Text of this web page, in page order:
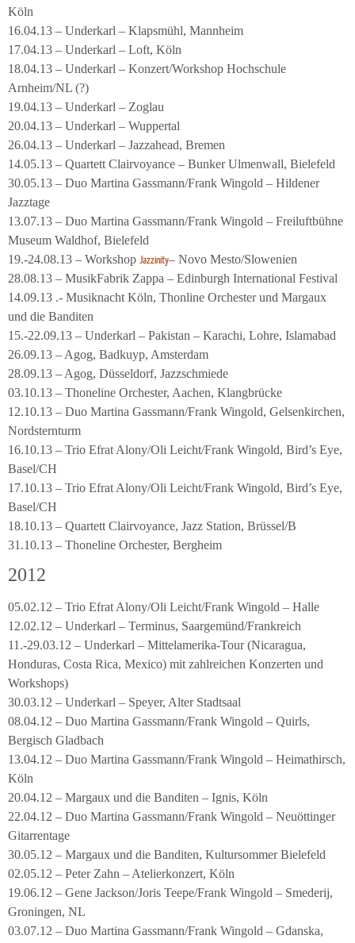
Köln
16.04.13 – Underkarl – Klapsmühl, Mannheim
17.04.13 – Underkarl – Loft, Köln
18.04.13 – Underkarl – Konzert/Workshop Hochschule
Arnheim/NL (?)
19.04.13 – Underkarl – Zoglau
20.04.13 – Underkarl – Wuppertal
26.04.13 – Underkarl – Jazzahead, Bremen
14.05.13 – Quartett Clairvoyance – Bunker Ulmenwall, Bielefeld
30.05.13 – Duo Martina Gassmann/Frank Wingold – Hildener
Jazztage
13.07.13 – Duo Martina Gassmann/Frank Wingold – Freiluftbühne
Museum Waldhof, Bielefeld
19.-24.08.13 – Workshop Jazzinity– Novo Mesto/Slowenien
28.08.13 – MusikFabrik Zappa – Edinburgh International Festival
14.09.13 .- Musiknacht Köln, Thonline Orchester und Margaux
und die Banditen
15.-22.09.13 – Underkarl – Pakistan – Karachi, Lohre, Islamabad
26.09.13 – Agog, Badkuyp, Amsterdam
28.09.13 – Agog, Düsseldorf, Jazzschmiede
03.10.13 – Thoneline Orchester, Aachen, Klangbrücke
12.10.13 – Duo Martina Gassmann/Frank Wingold, Gelsenkirchen,
Nordsternturm
16.10.13 – Trio Efrat Alony/Oli Leicht/Frank Wingold, Bird’s Eye,
Basel/CH
17.10.13 – Trio Efrat Alony/Oli Leicht/Frank Wingold, Bird’s Eye,
Basel/CH
18.10.13 – Quartett Clairvoyance, Jazz Station, Brüssel/B
31.10.13 – Thoneline Orchester, Bergheim
2012
05.02.12 – Trio Efrat Alony/Oli Leicht/Frank Wingold – Halle
12.02.12 – Underkarl – Terminus, Saargemünd/Frankreich
11.-29.03.12 – Underkarl – Mittelamerika-Tour (Nicaragua,
Honduras, Costa Rica, Mexico) mit zahlreichen Konzerten und
Workshops)
30.03.12 – Underkarl – Speyer, Alter Stadtsaal
08.04.12 – Duo Martina Gassmann/Frank Wingold – Quirls,
Bergisch Gladbach
13.04.12 – Duo Martina Gassmann/Frank Wingold – Heimathirsch,
Köln
20.04.12 – Margaux und die Banditen – Ignis, Köln
22.04.12 – Duo Martina Gassmann/Frank Wingold – Neuöttinger
Gitarrentage
30.05.12 – Margaux und die Banditen, Kultursommer Bielefeld
02.05.12 – Peter Zahn – Atelierkonzert, Köln
19.06.12 – Gene Jackson/Joris Teepe/Frank Wingold – Smederij,
Groningen, NL
03.07.12 – Duo Martina Gassmann/Frank Wingold – Gdanska,